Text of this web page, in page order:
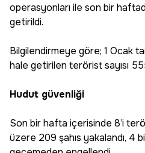
operasyonları ile son bir
getirildi.
Bilgilendirmeye göre; 1 Ocak
hale getirilen terörist sayısı
Hudut güvenliği
Son bir hafta içerisinde 8’i
üzere 209 şahıs yakalandı, 4